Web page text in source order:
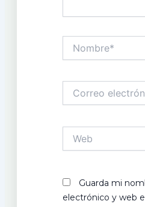
electrónico*
Guarda mi
electrónico y web